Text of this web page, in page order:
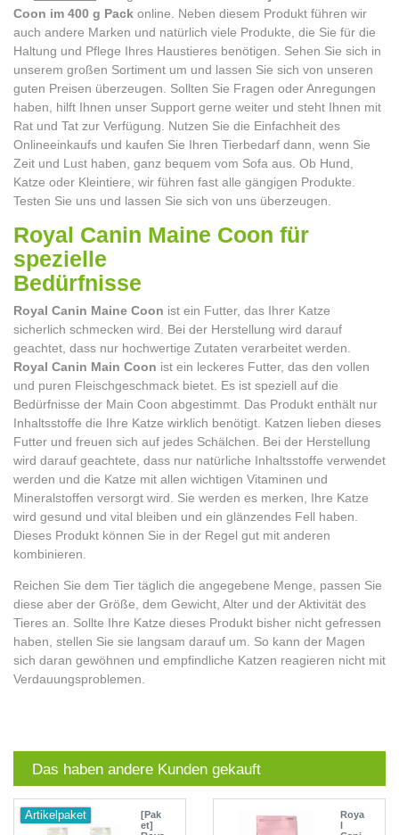
Coon im 400 g Pack online. Neben diesem Produkt führen wir
auch andere Marken und natürlich viele Produkte, die Sie für die
Haltung und Pflege Ihres Haustieres benötigen. Sehen Sie sich in
unserem großen Sortiment um und lassen Sie sich von unseren
guten Preisen überzeugen. Sollten Sie Fragen oder Anregungen
haben, hilft Ihnen unser Support gerne weiter und steht Ihnen mit
Rat und Tat zur Verfügung. Nutzen Sie die Einfachheit des
Onlineeinkaufs und kaufen Sie Ihren Tierbedarf dann, wenn Sie
Zeit und Lust haben, ganz bequem vom Sofa aus. Ob Hund,
Katze oder Kleintiere, wir führen fast alle gängigen Produkte.
Testen Sie uns und lassen Sie sich von uns überzeugen.
Royal Canin Maine Coon für
spezielle
Royal Canin Maine Coon ist ein Futter, das Ihrer Katze
sicherlich schmecken wird. Bei der Herstellung wird darauf
geachtet, dass nur hochwertige Zutaten verarbeitet werden.
Royal Canin Main Coon ist ein leckeres Futter, das den vollen
und puren Fleischgeschmack bietet. Es ist speziell auf die
Bedürfnisse der Main Coon abgestimmt. Das Produkt enthält nur
Inhaltsstoffe die Ihre Katze wirklich benötigt. Katzen lieben dieses
Futter und freuen sich auf jedes Schälchen. Bei der Herstellung
wird darauf geachtete, dass nur natürliche Inhaltsstoffe verwendet
werden und die Katze mit allen wichtigen Vitaminen und
Mineralstoffen versorgt wird. Sie werden es merken, Ihre Katze
wird gesund und vital bleiben und ein glänzendes Fell haben.
Dieses Produkt können Sie in der Regel gut mit anderen
kombinieren.
Reichen Sie dem Tier täglich die angegebene Menge, passen Sie
diese aber der Größe, dem Gewicht, Alter und der Aktivität des
Tieres an. Sollte Ihre Katze dieses Produkt bisher nicht gefressen
haben, stellen Sie sie langsam darauf um. So kann der Magen
sich daran gewöhnen und empfindliche Katzen reagieren nicht mit
Verdauungsproblemen.
Das haben andere Kunden gekauft
Artikelpaket
[Pak
et]
Roya